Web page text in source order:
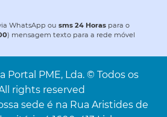
WhatsApp ou sms 24 Horas para o
) mensagem texto para a rede móvel
Portal PME, Lda. © Todos os
rights reserved
sede é na Rua Aristides de